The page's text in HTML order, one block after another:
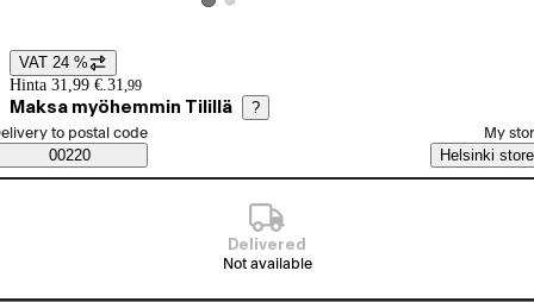
View product image 1
View product image 2
Price details
VAT 24 %
Hinta 31,99 €. 31 ,99
Maksa myöhemmin Tilillä ?
Saatavuustiedot
order method
to postal code
00220
My
Helsinki store
Delivered
Not available